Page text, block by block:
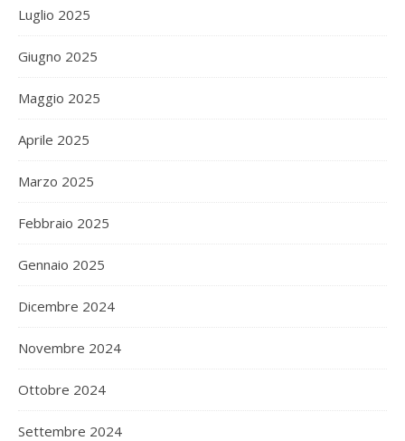
Luglio 2025
Giugno 2025
Maggio 2025
Aprile 2025
Marzo 2025
Febbraio 2025
Gennaio 2025
Dicembre 2024
Novembre 2024
Ottobre 2024
Settembre 2024